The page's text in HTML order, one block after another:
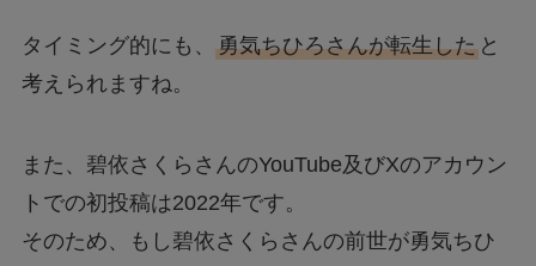
タイミング的にも、 勇気ちひろさんが転生したと
考えられますね。
また、碧依さくらさんのYouTube及びXのアカウン
トでの初投稿は2022年です。
そのため、もし碧依さくらさんの前世が勇気ちひ